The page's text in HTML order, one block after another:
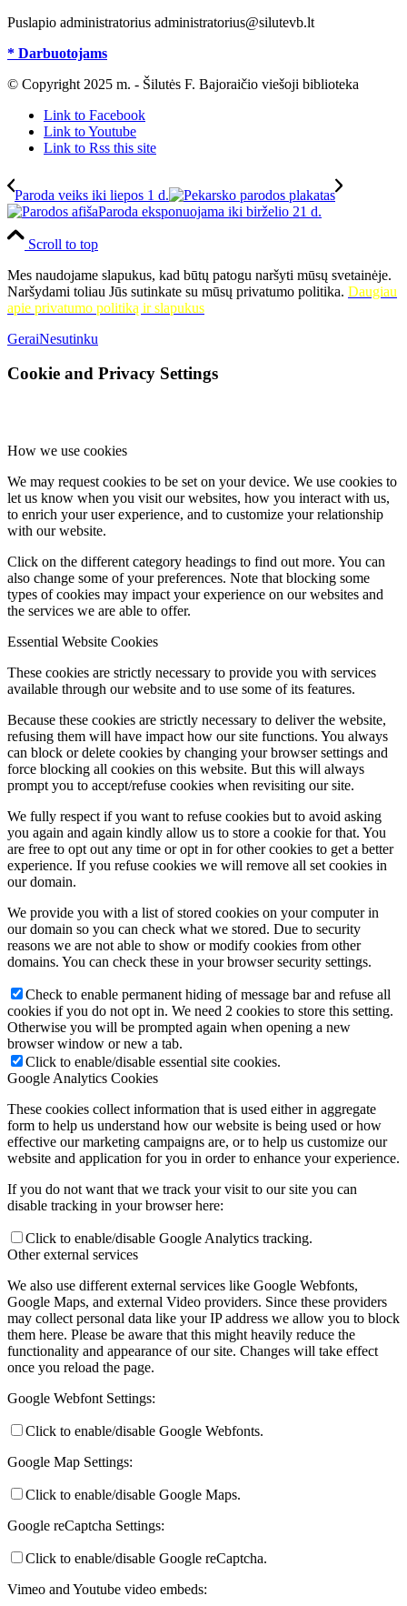
Puslapio administratorius administratorius@silutevb.lt
* Darbuotojams
© Copyright 2025 m. - Šilutės F. Bajoraičio viešoji biblioteka
Link to Facebook
Link to Youtube
Link to Rss this site
Paroda veiks iki liepos 1 d.
Paroda eksponuojama iki birželio 21 d.
Scroll to top
Mes naudojame slapukus, kad būtų patogu naršyti mūsų svetainėje.
Naršydami toliau Jūs sutinkate su mūsų privatumo politika. Daugiau
apie privatumo politiką ir slapukus
GeraiNesutinku
Cookie and Privacy Settings
How we use cookies
We may request cookies to be set on your device. We use cookies to
let us know when you visit our websites, how you interact with us,
to enrich your user experience, and to customize your relationship
with our website.
Click on the different category headings to find out more. You can
also change some of your preferences. Note that blocking some
types of cookies may impact your experience on our websites and
the services we are able to offer.
Essential Website Cookies
These cookies are strictly necessary to provide you with services
available through our website and to use some of its features.
Because these cookies are strictly necessary to deliver the website,
refusing them will have impact how our site functions. You always
can block or delete cookies by changing your browser settings and
force blocking all cookies on this website. But this will always
prompt you to accept/refuse cookies when revisiting our site.
We fully respect if you want to refuse cookies but to avoid asking
you again and again kindly allow us to store a cookie for that. You
are free to opt out any time or opt in for other cookies to get a better
experience. If you refuse cookies we will remove all set cookies in
our domain.
We provide you with a list of stored cookies on your computer in
our domain so you can check what we stored. Due to security
reasons we are not able to show or modify cookies from other
domains. You can check these in your browser security settings.
Check to enable permanent hiding of message bar and refuse all
cookies if you do not opt in. We need 2 cookies to store this setting.
Otherwise you will be prompted again when opening a new
browser window or new a tab.
Click to enable/disable essential site cookies.
Google Analytics Cookies
These cookies collect information that is used either in aggregate
form to help us understand how our website is being used or how
effective our marketing campaigns are, or to help us customize our
website and application for you in order to enhance your experience.
If you do not want that we track your visit to our site you can
disable tracking in your browser here:
Click to enable/disable Google Analytics tracking.
Other external services
We also use different external services like Google Webfonts,
Google Maps, and external Video providers. Since these providers
may collect personal data like your IP address we allow you to block
them here. Please be aware that this might heavily reduce the
functionality and appearance of our site. Changes will take effect
once you reload the page.
Google Webfont Settings:
Click to enable/disable Google Webfonts.
Google Map Settings:
Click to enable/disable Google Maps.
Google reCaptcha Settings:
Click to enable/disable Google reCaptcha.
Vimeo and Youtube video embeds: